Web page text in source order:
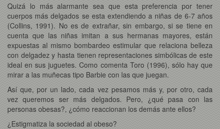
Quizá lo más alarmante sea que esta preferencia por tener
cuerpos más delgados se esta extendiendo a niñas de 6-7 años
(Collins, 1991). No es de extrañar, sin embargo, si se tiene en
cuenta que las niñas imitan a sus hermanas mayores, están
expuestas al mismo bombardeo estimular que relaciona belleza
con delgadez y hasta tienen representaciones simbólicas de este
ideal en sus juguetes. Como comenta Toro (1996), sólo hay que
mirar a las muñecas tipo Barbie con las que juegan.
Así que, por un lado, cada vez pesamos más y, por otro, cada
vez queremos ser más delgados. Pero, ¿qué pasa con las
personas obesas?, ¿cómo reaccionan los demás ante ellos?
¿Estigmatiza la sociedad al obeso?